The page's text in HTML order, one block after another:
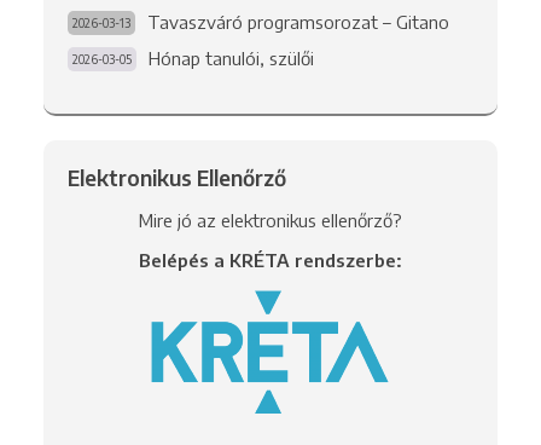
Tavaszváró programsorozat – Gitano
2026-03-13
Hónap tanulói, szülői
2026-03-05
Elektronikus Ellenőrző
Mire jó az elektronikus ellenőrző?
Belépés a KRÉTA rendszerbe: